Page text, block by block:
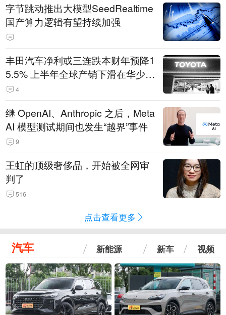
字节跳动推出大模型SeedRealtime
国产算力逻辑有望持续加强
丰田汽车净利或三连跌本财年预降1
5.5% 上半年全球产销下滑在华少卖
14.3万辆
4
继 OpenAI、Anthropic 之后，Meta
AI 模型测试期间也发生“越界”事件
9
王虹的顶级奢侈品，开始被全网审
判了
516
点击查看更多
汽车 新能源 新车 视频